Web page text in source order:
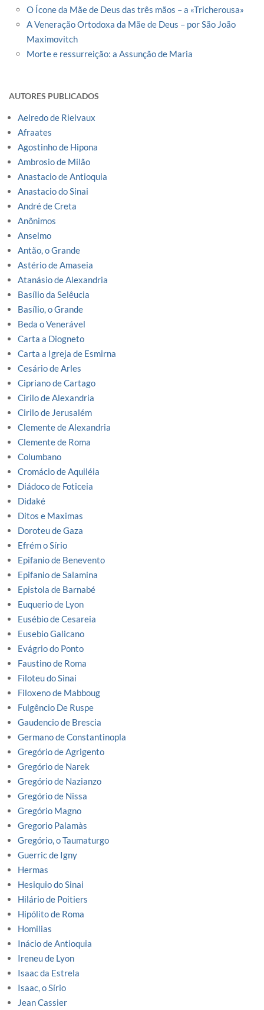
O Ícone da Mãe de Deus das três mãos – a «Tricherousa»
A Veneração Ortodoxa da Mãe de Deus – por São João
Maximovitch
Morte e ressurreição: a Assunção de Maria
AUTORES PUBLICADOS
Aelredo de Rielvaux
Afraates
Agostinho de Hipona
Ambrosio de Milão
Anastacio de Antioquia
Anastacio do Sinai
André de Creta
Anônimos
Anselmo
Antão, o Grande
Astério de Amaseia
Atanásio de Alexandria
Basílio da Selêucia
Basílio, o Grande
Beda o Venerável
Carta a Diogneto
Carta a Igreja de Esmirna
Cesário de Arles
Cipriano de Cartago
Cirilo de Alexandria
Cirilo de Jerusalém
Clemente de Alexandria
Clemente de Roma
Columbano
Cromácio de Aquiléia
Diádoco de Foticeia
Didaké
Ditos e Maximas
Doroteu de Gaza
Efrém o Sírio
Epifanio de Benevento
Epifanio de Salamina
Epistola de Barnabé
Euquerio de Lyon
Eusébio de Cesareia
Eusebio Galicano
Evágrio do Ponto
Faustino de Roma
Filoteu do Sinai
Filoxeno de Mabboug
Fulgêncio De Ruspe
Gaudencio de Brescia
Germano de Constantinopla
Gregório de Agrigento
Gregório de Narek
Gregório de Nazianzo
Gregório de Nissa
Gregório Magno
Gregorio Palamàs
Gregório, o Taumaturgo
Guerric de Igny
Hermas
Hesiquio do Sinai
Hilário de Poitiers
Hipólito de Roma
Homilias
Inácio de Antioquia
Ireneu de Lyon
Isaac da Estrela
Isaac, o Sírio
Jean Cassier